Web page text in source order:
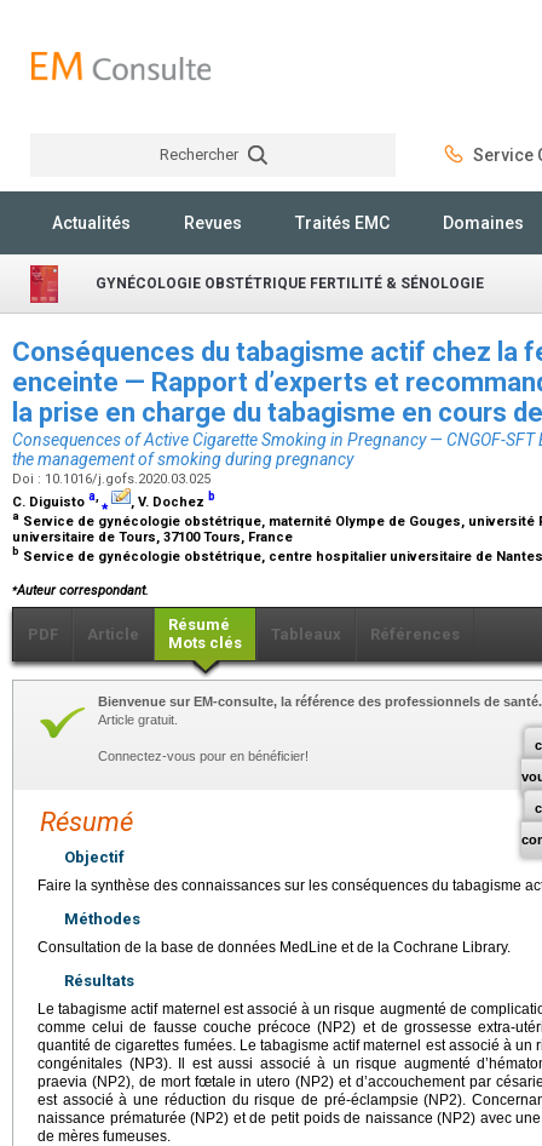
Rechercher Service
Actualités Revues Traités EMC Domaines
GYNÉCOLOGIE OBSTÉTRIQUE FERTILITÉ & SÉNOLOGIE
Conséquences du tabagisme actif chez la
enceinte — Rapport d’experts et
la prise en charge du tabagisme en cours
Consequences of Active Cigarette Smoking in Pregnancy — CNGOF-SFT
the management of smoking during pregnancy
Doi : 10.1016/j.gofs.2020.03.025
C. Diguisto a,⁎ , V. Dochez b
a Service de gynécologie obstétrique, maternité Olympe de Gouges,
universitaire de Tours, 37100 Tours, France
b Service de gynécologie obstétrique, centre hospitalier universitaire de
⁎Auteur correspondant.
PDF Article
Résumé
Mots clés
Tableaux Références
Bienvenue sur EM-consulte, la référence des professionnels de santé.
Article gratuit.
Connectez-vous pour en bénéficier!
Résumé
Objectif
Faire la synthèse des connaissances sur les conséquences du tabagisme
Méthodes
Consultation de la base de données MedLine et de la Cochrane Library.
Résultats
Le tabagisme actif maternel est associé à un risque augmenté de
comme celui de fausse couche précoce (NP2) et de grossesse extra-
quantité de cigarettes fumées. Le tabagisme actif maternel est associé à
congénitales (NP3). Il est aussi associé à un risque augmenté
praevia (NP2), de mort fœtale in utero (NP2) et d’accouchement par
est associé à une réduction du risque de pré-éclampsie (NP2).
naissance prématurée (NP2) et de petit poids de naissance (NP2) avec
de mères fumeuses.